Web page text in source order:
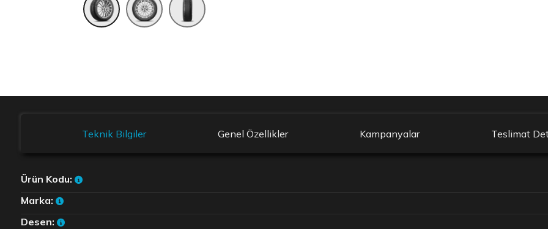
Teknik Bilgiler Genel Özellikler Kampanyalar Teslimat
Ürün Kodu:
Marka:
Desen: